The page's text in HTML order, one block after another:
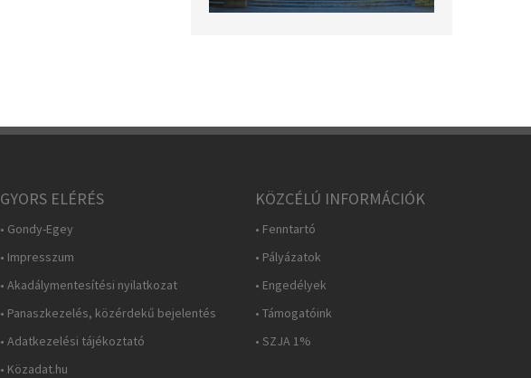
GYORS ELÉRÉS
• Gondy-Egey
• Impresszum
• Akadálymentesítési nyilatkozat
• Panaszkezelés, közérdekű bejelentés
• Adatkezelési tájékoztató
• Közadat.hu
KÖZCÉLÚ INFORMÁCIÓK
• Fenntartó
• Pályázatok
• Engedélyek
• Támogatóink
• SZJA 1%